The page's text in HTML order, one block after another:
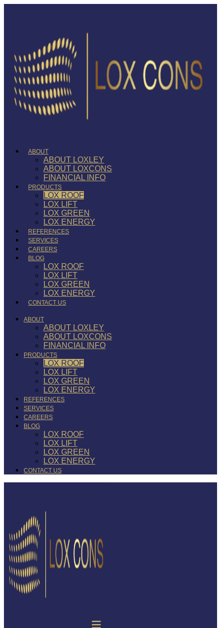
ABOUT
ABOUT LOXLEY
ABOUT LOXCONS
FINANCIAL INFO
PRODUCTS
LOX ROOF
LOX LIFT
LOX GREEN
LOX ENERGY
REFERENCES
SERVICES
CAREERS
BLOG
LOX ROOF
LOX LIFT
LOX GREEN
LOX ENERGY
CONTACT US
ABOUT
ABOUT LOXLEY
ABOUT LOXCONS
FINANCIAL INFO
PRODUCTS
LOX ROOF
LOX LIFT
LOX GREEN
LOX ENERGY
REFERENCES
SERVICES
CAREERS
BLOG
LOX ROOF
LOX LIFT
LOX GREEN
LOX ENERGY
CONTACT US